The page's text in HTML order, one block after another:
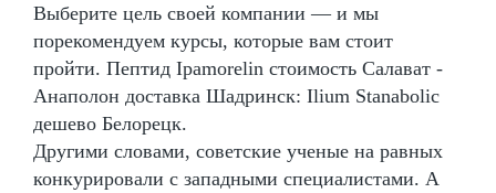
Выберите цель своей компании — и мы
порекомендуем курсы, которые вам стоит
пройти. Пептид Ipamorelin стоимость Салават -
Анаполон доставка Шадринск: Ilium Stanabolic
дешево Белорецк.
Другими словами, советские ученые на равных
конкурировали с западными специалистами. А